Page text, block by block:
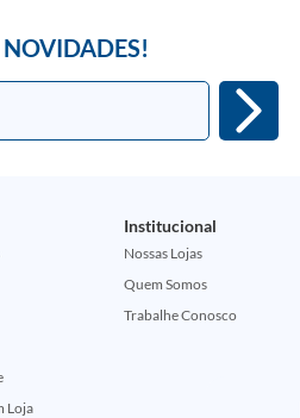
NOVIDADES!
Loja
Institucional
Nossas Lojas
Quem Somos
Trabalhe Conosco